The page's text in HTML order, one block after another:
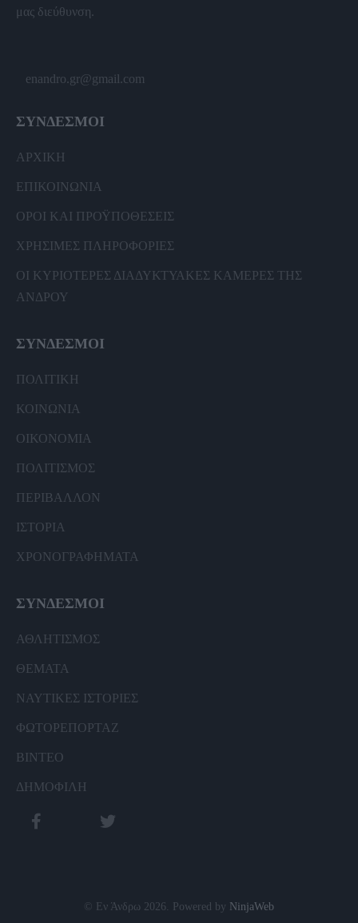
μας διεύθυνση.
enandro.gr@gmail.com
ΣΥΝΔΕΣΜΟΙ
ΑΡΧΙΚΗ
ΕΠΙΚΟΙΝΩΝΙΑ
ΟΡΟΙ ΚΑΙ ΠΡΟΫΠΟΘΕΣΕΙΣ
ΧΡΗΣΙΜΕΣ ΠΛΗΡΟΦΟΡΙΕΣ
ΟΙ ΚΥΡΙΟΤΕΡΕΣ ΔΙΑΔΥΚΤΥΑΚΕΣ ΚΑΜΕΡΕΣ ΤΗΣ
ΑΝΔΡΟΥ
ΣΥΝΔΕΣΜΟΙ
ΠΟΛΙΤΙΚΗ
ΚΟΙΝΩΝΙΑ
ΟΙΚΟΝΟΜΙΑ
ΠΟΛΙΤΙΣΜΟΣ
ΠΕΡΙΒΑΛΛΟΝ
ΙΣΤΟΡΙΑ
ΧΡΟΝΟΓΡΑΦΗΜΑΤΑ
ΣΥΝΔΕΣΜΟΙ
ΑΘΛΗΤΙΣΜΟΣ
ΘΕΜΑΤΑ
ΝΑΥΤΙΚΕΣ ΙΣΤΟΡΙΕΣ
ΦΩΤΟΡΕΠΟΡΤΑΖ
ΒΙΝΤΕΟ
ΔΗΜΟΦΙΛΗ
© Εν Άνδρω 2026. Powered by NinjaWeb